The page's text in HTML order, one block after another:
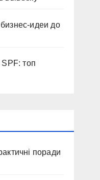
идеи до
SPF: топ
поради